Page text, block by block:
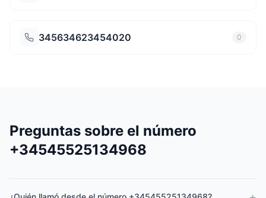
345634623454020 0
Preguntas sobre el número
+34545525134968